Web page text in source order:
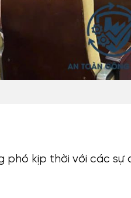
phó kịp thời với các sự